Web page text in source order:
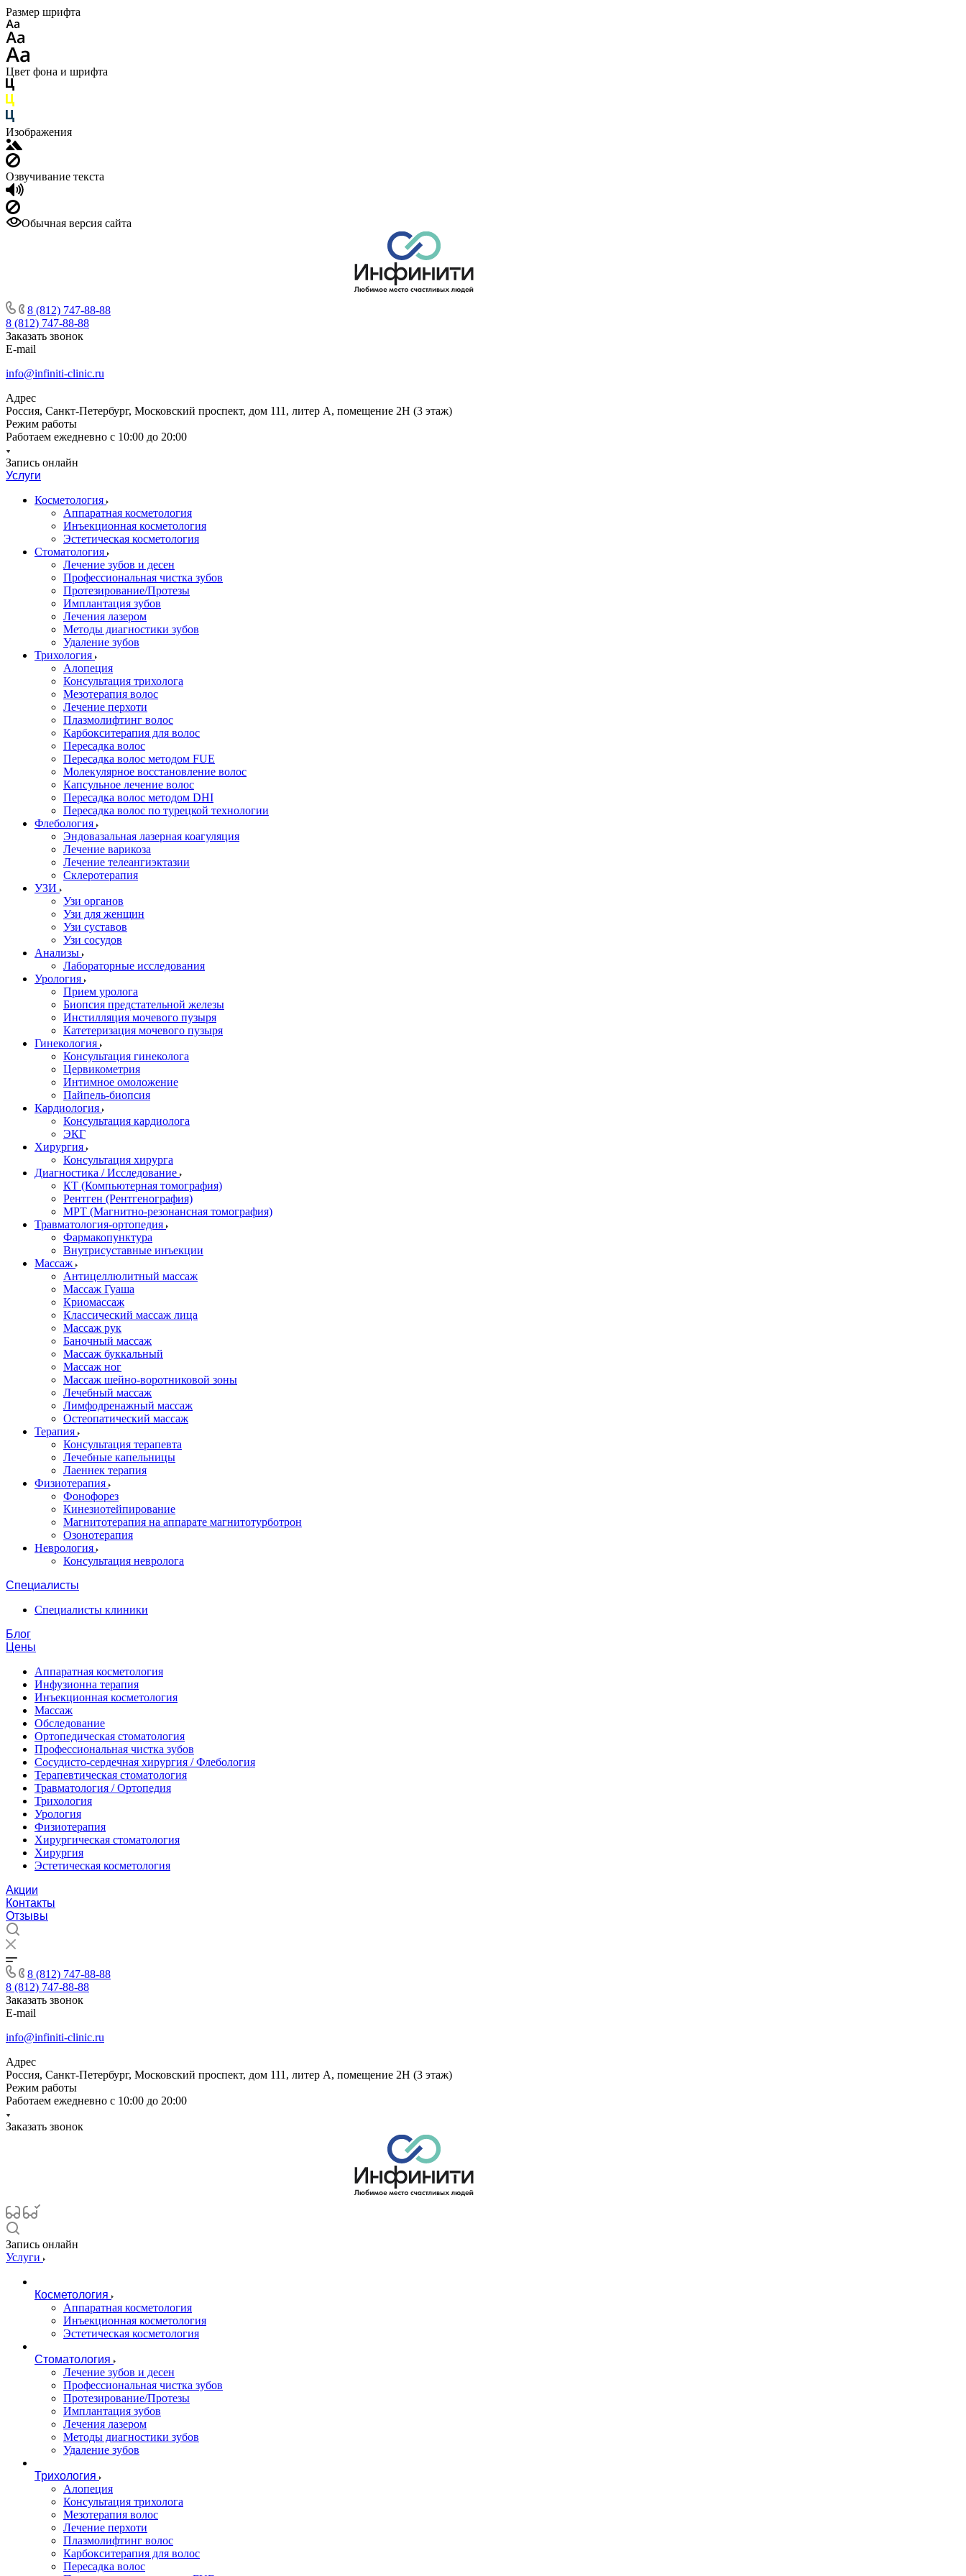
Размер шрифта
Цвет фона и шрифта
Изображения
Озвучивание текста
Обычная версия сайта
8 (812) 747-88-88
8 (812) 747-88-88
Заказать звонок
E-mail
info@infiniti-clinic.ru
Адрес
Россия, Санкт-Петербург, Московский проспект, дом 111, литер А, помещение 2Н (3 этаж)
Режим работы
Работаем ежедневно с 10:00 до 20:00
Запись онлайн
Услуги
Косметология
Аппаратная косметология
Инъекционная косметология
Эстетическая косметология
Стоматология
Лечение зубов и десен
Профессиональная чистка зубов
Протезирование/Протезы
Имплантация зубов
Лечения лазером
Методы диагностики зубов
Удаление зубов
Трихология
Алопеция
Консультация трихолога
Мезотерапия волос
Лечение перхоти
Плазмолифтинг волос
Карбокситерапия для волос
Пересадка волос
Пересадка волос методом FUE
Молекулярное восстановление волос
Капсульное лечение волос
Пересадка волос методом DHI
Пересадка волос по турецкой технологии
Флебология
Эндовазальная лазерная коагуляция
Лечение варикоза
Лечение телеангиэктазии
Склеротерапия
УЗИ
Узи органов
Узи для женщин
Узи cуставов
Узи сосудов
Анализы
Лабораторные исследования
Урология
Прием уролога
Биопсия предстательной железы
Инстилляция мочевого пузыря
Катетеризация мочевого пузыря
Гинекология
Консультация гинеколога
Цервикометрия
Интимное омоложение
Пайпель-биопсия
Кардиология
Консультация кардиолога
ЭКГ
Хирургия
Консультация хирурга
Диагностика / Исследование
КТ (Компьютерная томография)
Рентген (Рентгенография)
МРТ (Магнитно-резонансная томография)
Травматология-ортопедия
Фармакопунктура
Внутрисуставные инъекции
Массаж
Антицеллюлитный массаж
Массаж Гуаша
Криомассаж
Классический массаж лица
Массаж рук
Баночный массаж
Массаж буккальный
Массаж ног
Массаж шейно-воротниковой зоны
Лечебный массаж
Лимфодренажный массаж
Остеопатический массаж
Терапия
Консультация терапевта
Лечебные капельницы
Лаеннек терапия
Физиотерапия
Фонофорез
Кинезиотейпирование
Магнитотерапия на аппарате магнитотурботрон
Озонотерапия
Неврология
Консультация невролога
Специалисты
Специалисты клиники
Блог
Цены
Аппаратная косметология
Инфузионна терапия
Инъекционная косметология
Массаж
Обследование
Ортопедическая стоматология
Профессиональная чистка зубов
Сосудисто-сердечная хирургия / Флебология
Терапевтическая стоматология
Травматология / Ортопедия
Трихология
Урология
Физиотерапия
Хирургическая стоматология
Хирургия
Эстетическая косметология
Акции
Контакты
Отзывы
8 (812) 747-88-88
8 (812) 747-88-88
Заказать звонок
E-mail
info@infiniti-clinic.ru
Адрес
Россия, Санкт-Петербург, Московский проспект, дом 111, литер А, помещение 2Н (3 этаж)
Режим работы
Работаем ежедневно с 10:00 до 20:00
Заказать звонок
Запись онлайн
Услуги
Косметология
Аппаратная косметология
Инъекционная косметология
Эстетическая косметология
Стоматология
Лечение зубов и десен
Профессиональная чистка зубов
Протезирование/Протезы
Имплантация зубов
Лечения лазером
Методы диагностики зубов
Удаление зубов
Трихология
Алопеция
Консультация трихолога
Мезотерапия волос
Лечение перхоти
Плазмолифтинг волос
Карбокситерапия для волос
Пересадка волос